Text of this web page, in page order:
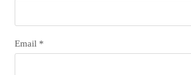
Email *